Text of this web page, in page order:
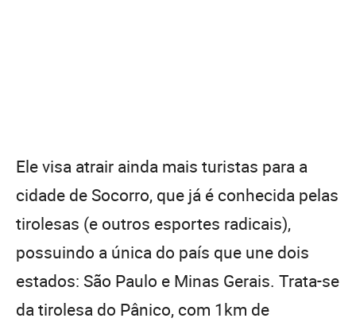
Ele visa atrair ainda mais turistas para a
cidade de Socorro, que já é conhecida pelas
tirolesas (e outros esportes radicais),
possuindo a única do país que une dois
estados: São Paulo e Minas Gerais. Trata-se
da tirolesa do Pânico, com 1km de